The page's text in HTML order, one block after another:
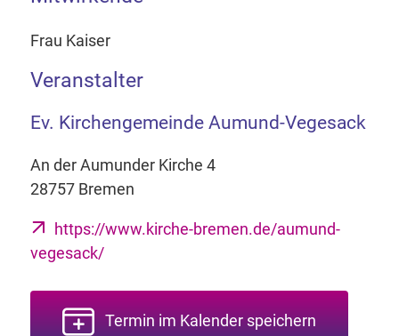
Frau Kaiser
Veranstalter
Ev. Kirchengemeinde Aumund-Vegesack
An der Aumunder Kirche 4
28757 Bremen
https://www.kirche-bremen.de/aumund-
vegesack/
Termin im Kalender speichern